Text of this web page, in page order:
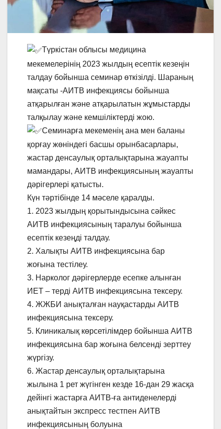
Түркістан облысы медицина
мекемелерінің 2023 жылдың есептік кезеңін
талдау бойынша семинар өткізілді. Шараның
мақсаты -АИТВ инфекциясы бойынша
атқарылған және атқарылатын жұмыстарды
талқылау және кемшіліктерді жою.
Семинарға мекеменің ана мен баланы
қорғау жөніндегі басшы орынбасарлары,
жастар денсаулық орталықтарына жауапты
мамандары, АИТВ инфекциясының жауапты
дәрігерлері қатысты.
Күн тәртібінде 14 мәселе қаралды.
1. 2023 жылдың қорытындысына сәйкес
АИТВ инфекциясының таралуы бойынша
есептік кезеңді талдау.
2. Халықты АИТВ инфекциясына бар
жоғына тестілеу.
3. Нарколог дәрігерлерде есепке алынған
ИЕТ – терді АИТВ инфекциясына тексеру.
4. ЖЖБИ анықталған науқастарды АИТВ
инфекциясына тексеру.
5. Клиникалық көрсетілімдер бойынша АИТВ
инфекциясына бар жоғына белсенді зерттеу
жүргізу.
6. Жастар денсаулық орталықтарына
жылына 1 рет жүгінген кезде 16-дан 29 жасқа
дейінгі жастарға АИТВ-ға антиденелерді
анықтайтын экспресс тестпен АИТВ
инфекциясының болуына